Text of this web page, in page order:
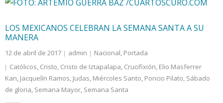
Nacional
Colaboradores
Internacional
LOS MEXICANOS CELEBRAN LA SEMANA SANTA A SU
MANERA
12 de abril de 2017 admin Nacional, Portada
Católicos, Cristo, Cristo de Iztapalapa, Crucifixión, Elio Masferrer
Kan, Jacquelín Ramos, Judas, Miércoles Santo, Poncio Pilato, Sábado
de gloria, Semana Mayor, Semana Santa